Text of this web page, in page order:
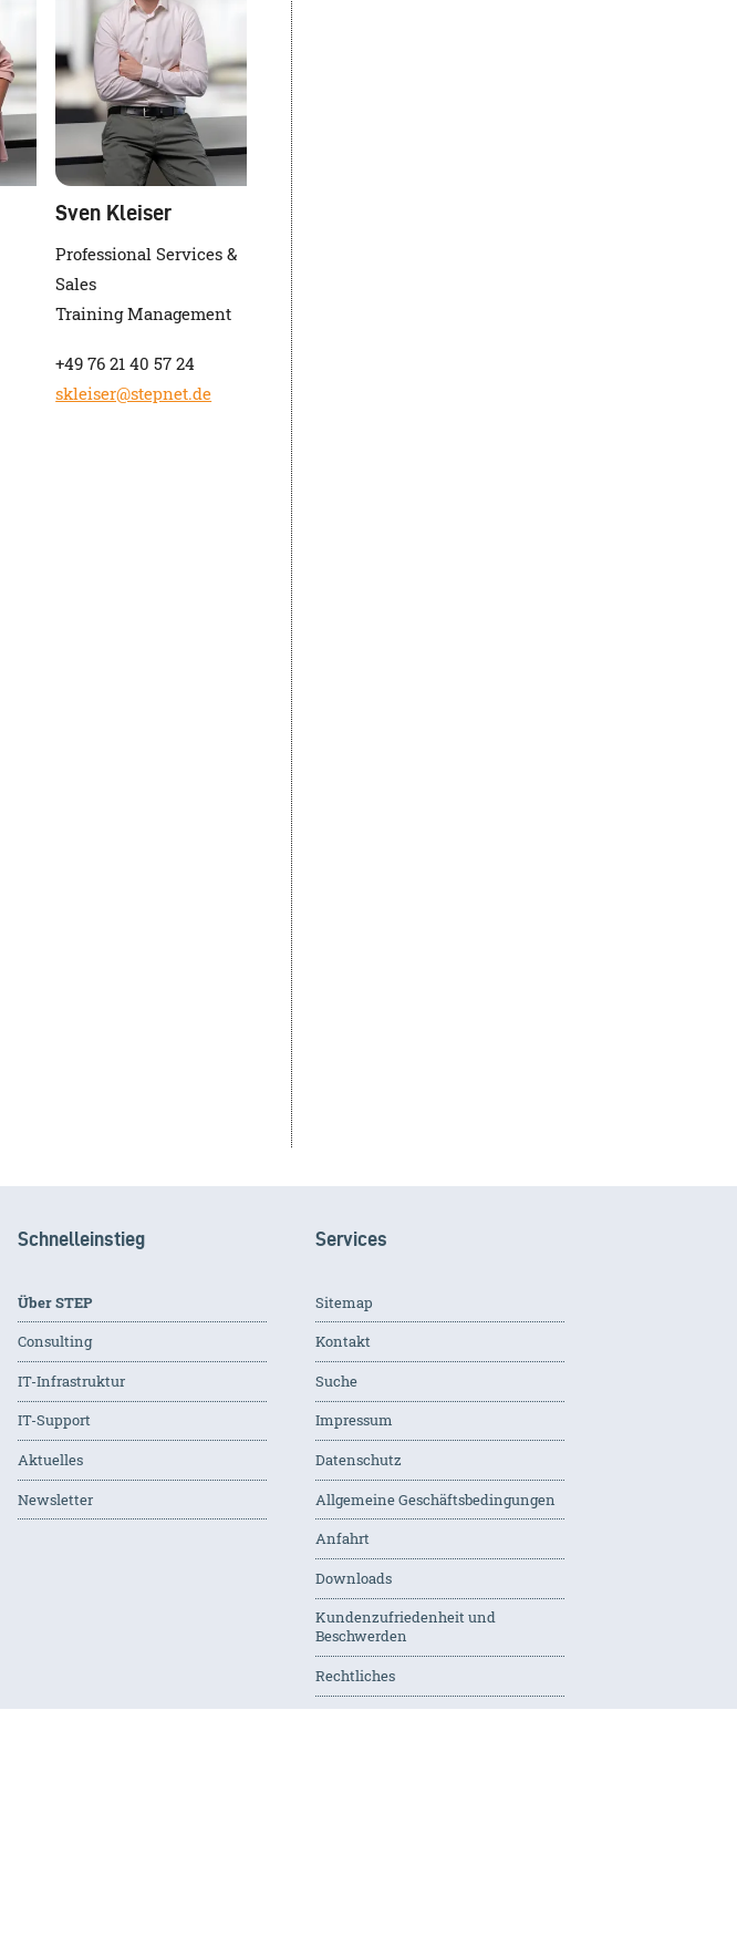
Sven Kleiser
Professional Services &
Sales
Training Management
+49 76 21 40 57 24
skleiser@stepnet.de
Schnelleinstieg
Über STEP
Consulting
IT-Infrastruktur
IT-Support
Aktuelles
Newsletter
Services
Sitemap
Kontakt
Suche
Impressum
Datenschutz
Allgemeine Geschäftsbedingungen
Anfahrt
Downloads
Kundenzufriedenheit und
Beschwerden
Rechtliches
Privatsphäre-Einstellungen